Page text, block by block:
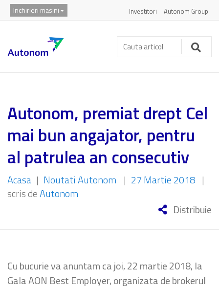
Inchirieri masini Investitori Autonom Group
Cauta
articol:
Autonom, premiat drept Cel
mai bun angajator, pentru
al patrulea an consecutiv
Acasa | Noutati Autonom | 27 Martie 2018 |
scris deAutonom
Distribuie
Cu bucurie va anuntam ca joi, 22 martie 2018, la
Gala AON Best Employer, organizata de brokerul